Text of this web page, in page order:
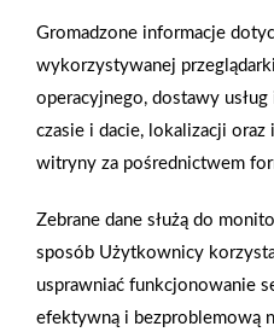
Gąbki i mopy do mycia
Nowa linia gąbek do mycia
fibry oraz pianki
w walce z zabrudzeniami.
ze stertą brudnych naczyń, to i
która prosi się o umycie. Przy
Gromadzone informacje
wykorzystywanej
operacyjnego, dostawy
czasie i dacie, lokalizacji oraz
witryny za pośrednictwem
Zebrane dane służą do
sposób Użytkownicy
usprawniać funkcjonowanie
efektywną i bezproblemową